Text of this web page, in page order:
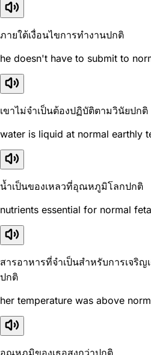
ภายใต้เงื่อนไขการทำงานปกติ
he doesn't have to submit to
เขาไม่จำเป็นต้องปฏิบัติตามวินัยปกติ
water is liquid at normal earthly
น้ำเป็นของเหลวที่อุณหภูมิโลกปกติ
nutrients essential for normal
สารอาหารที่จำเป็นสำหรับการเจริ
ปกติ
her temperature was above